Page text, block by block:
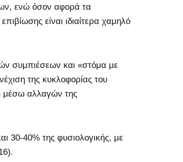
ενώ όσον αφορά τα
είναι ιδιαίτερα χαμηλό
συμπιέσεων και «στόμα με
της κυκλοφορίας του
μέσω αλλαγών της
30-40% της φυσιολογικής, με